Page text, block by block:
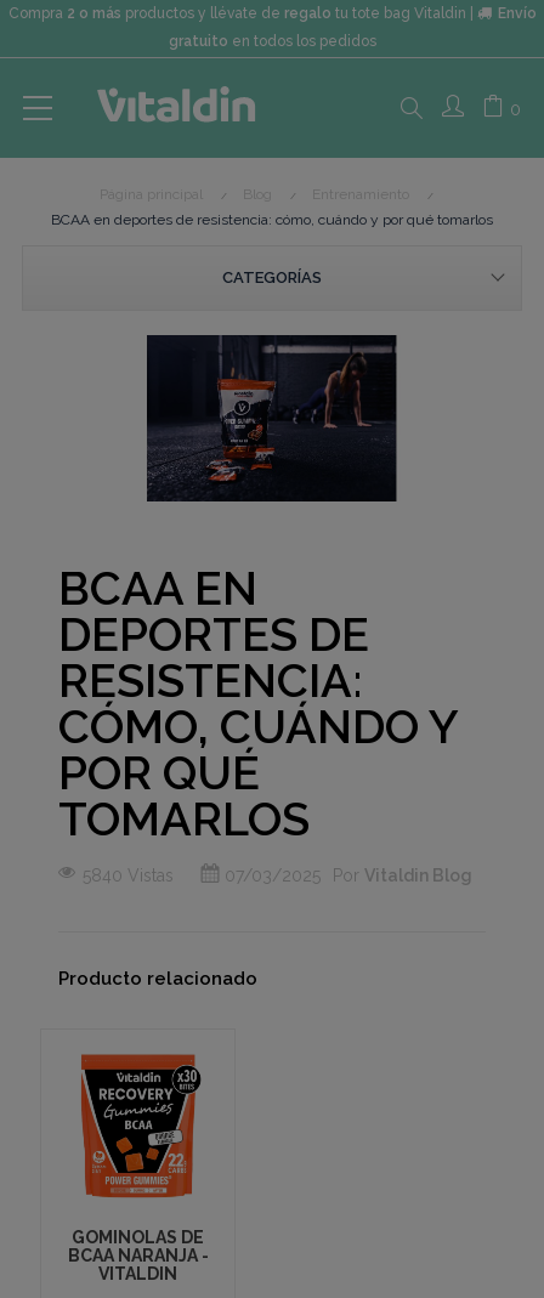
Compra 2 o más productos y llévate de regalo tu tote bag Vitaldin |
Envío
gratuito en todos los pedidos
Search
here...
0
Entrenamiento
BCAA en deportes de resistencia: cómo, cuándo y por qué tomarlos
CATEGORÍAS
BCAA EN
DEPORTES DE
RESISTENCIA:
CÓMO, CUÁNDO Y
POR QUÉ
TOMARLOS
5840 Vistas 07/03/2025 Por Vitaldin Blog
Producto relacionado
GOMINOLAS DE
BCAA NARANJA -
VITALDIN